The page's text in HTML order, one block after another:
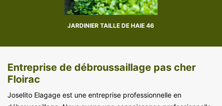
JARDINIER TAILLE DE HAIE 46
Entreprise de débroussaillage pas cher
Floirac
Joselito Elagage est une entreprise professionnelle en